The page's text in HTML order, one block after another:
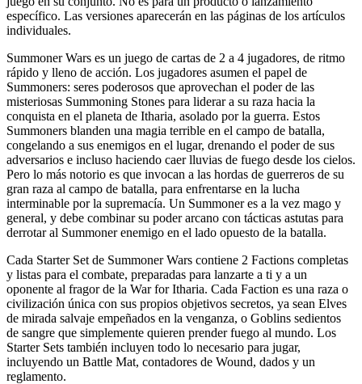
específico. Las versiones aparecerán en las páginas de los artículos
individuales.
Summoner Wars es un juego de cartas de 2 a 4 jugadores, de ritmo
rápido y lleno de acción. Los jugadores asumen el papel de
Summoners: seres poderosos que aprovechan el poder de las
misteriosas Summoning Stones para liderar a su raza hacia la
conquista en el planeta de Itharia, asolado por la guerra. Estos
Summoners blanden una magia terrible en el campo de batalla,
congelando a sus enemigos en el lugar, drenando el poder de sus
adversarios e incluso haciendo caer lluvias de fuego desde los cielos.
Pero lo más notorio es que invocan a las hordas de guerreros de su
gran raza al campo de batalla, para enfrentarse en la lucha
interminable por la supremacía. Un Summoner es a la vez mago y
general, y debe combinar su poder arcano con tácticas astutas para
derrotar al Summoner enemigo en el lado opuesto de la batalla.
Cada Starter Set de Summoner Wars contiene 2 Factions completas
y listas para el combate, preparadas para lanzarte a ti y a un
oponente al fragor de la War for Itharia. Cada Faction es una raza o
civilización única con sus propios objetivos secretos, ya sean Elves
de mirada salvaje empeñados en la venganza, o Goblins sedientos
de sangre que simplemente quieren prender fuego al mundo. Los
Starter Sets también incluyen todo lo necesario para jugar,
incluyendo un Battle Mat, contadores de Wound, dados y un
reglamento.